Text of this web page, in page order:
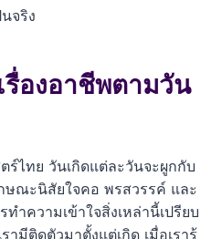
ดวันศุกร์
เชื่อถือได้แค่ไหน?
จริง
องอาชีพตามวัน
ร์ไทย วันเกิดแต่ละวันจะผูกกับ
ณะนิสัยใจคอ พรสวรรค์ และ
ำความเข้าใจสิ่งเหล่านี้เปรียบ
ามีติดตัวมาตั้งแต่เกิด เมื่อเรารู้